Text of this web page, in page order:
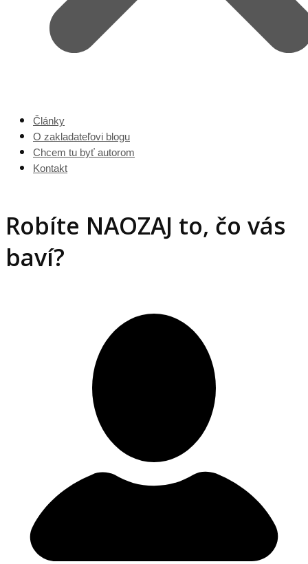
Články
O zakladateľovi blogu
Chcem tu byť autorom
Kontakt
Robíte NAOZAJ to, čo vás
baví?